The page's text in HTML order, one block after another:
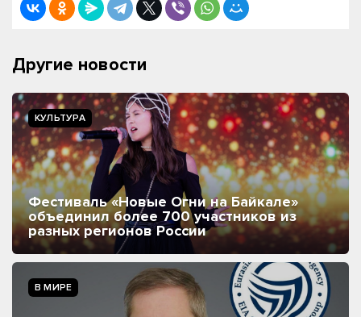
Другие новости
КУЛЬТУРА
Фестиваль «Новые Огни на Байкале»
объединил более 700 участников из
разных регионов России
В МИРЕ